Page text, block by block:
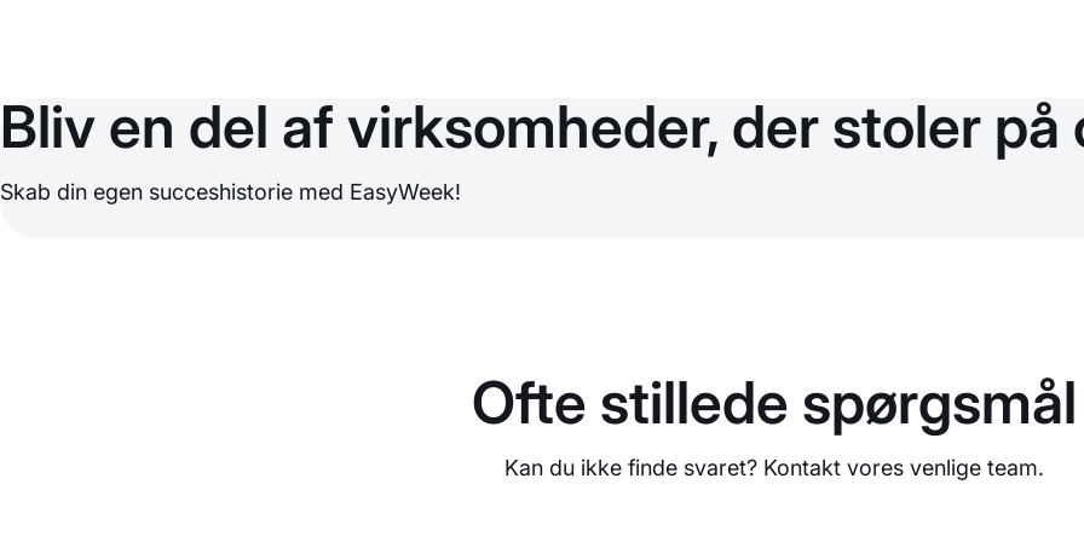
Bliv en del af virksomheder, der stoler på
Skab din egen succeshistorie med EasyWeek!
Ofte stillede spørgsmål
Kan du ikke finde svaret? Kontakt vores venlige team.